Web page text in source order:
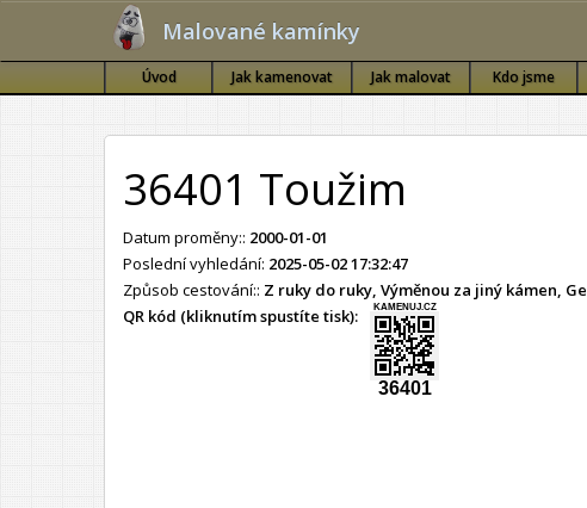
Malované kamínky
Úvod Jak kamenovat Jak malovat Kdo jsme
36401 Toužim
Datum proměny:: 2000-01-01
Poslední vyhledání: 2025-05-02 17:32:47
Způsob cestování:: Z ruky do ruky, Výměnou za jiný kámen,
QR kód (kliknutím spustíte tisk):
KAMENUJ.CZ
36401